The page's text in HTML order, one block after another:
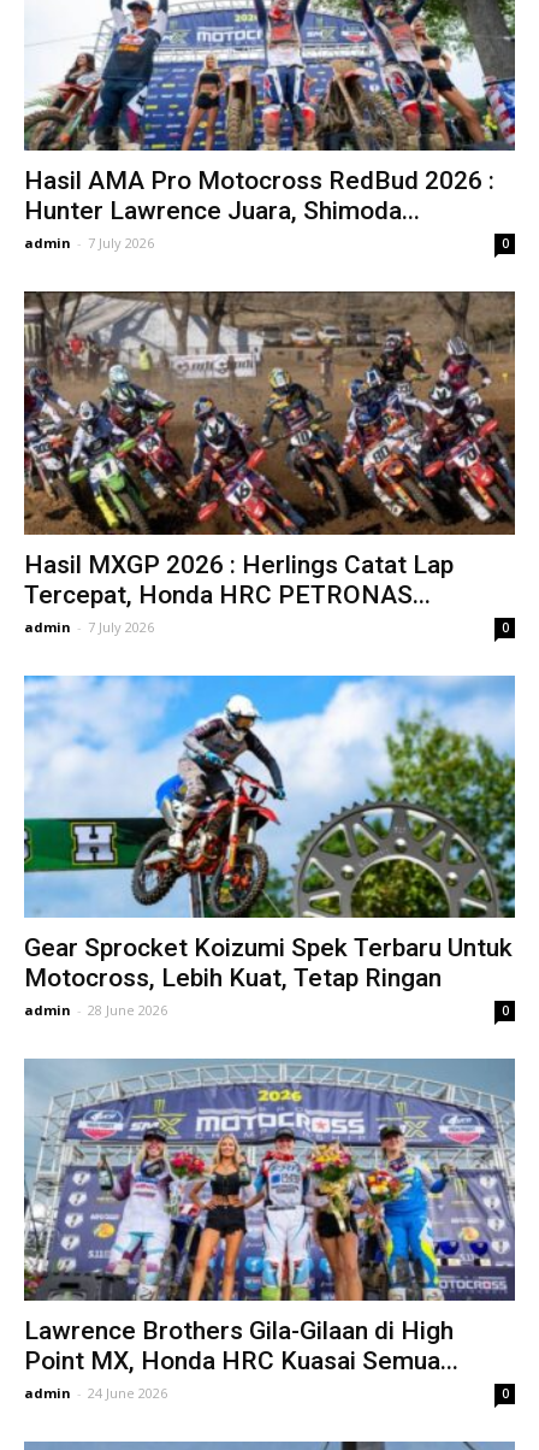
Hasil AMA Pro Motocross RedBud 2026 :
Hunter Lawrence Juara, Shimoda...
admin - 7 July 2026 0
Hasil MXGP 2026 : Herlings Catat Lap
Tercepat, Honda HRC PETRONAS...
admin - 7 July 2026 0
Gear Sprocket Koizumi Spek Terbaru Untuk
Motocross, Lebih Kuat, Tetap Ringan
admin - 28 June 2026 0
Lawrence Brothers Gila-Gilaan di High
Point MX, Honda HRC Kuasai Semua...
admin - 24 June 2026 0